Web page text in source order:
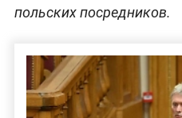
польских посредников.